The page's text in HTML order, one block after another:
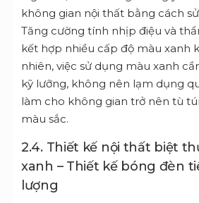
không gian nội thất bằng cách
Tăng cường tính nhịp điệu và
kết hợp nhiều cấp độ màu xanh
nhiên, việc sử dụng màu xanh
kỹ lưỡng, không nên lạm dụng
làm cho không gian trở nên tù
màu sắc.
2.4. Thiết kế nội thất biệt
xanh – Thiết kế bóng đèn
lượng